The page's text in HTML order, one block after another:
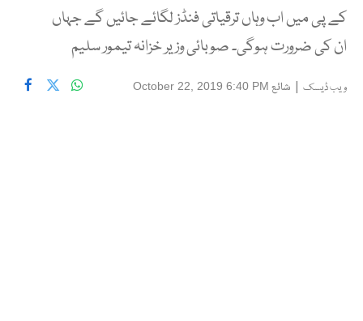
کے پی میں اب وہاں ترقیاتی فنڈز لگائے جائیں گے جہاں
ان کی ضرورت ہوگی۔ صوبائی وزیر خزانہ تیمور سلیم
ویب ڈیسک | شائع October 22, 2019 6:40 PM